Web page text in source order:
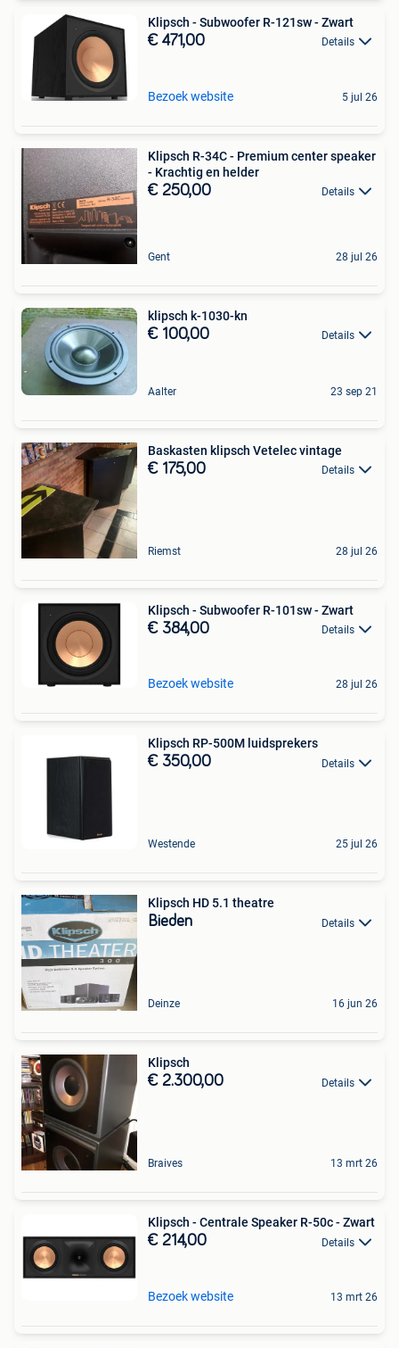
Klipsch - Subwoofer R-121sw - Zwart
€ 471,00 Details
Bezoek website 5 jul 26
Klipsch R-34C - Premium center speaker
- Krachtig en helder
€ 250,00 Details
Gent 28 jul 26
klipsch k-1030-kn
€ 100,00 Details
Aalter 23 sep 21
Baskasten klipsch Vetelec vintage
€ 175,00 Details
Riemst 28 jul 26
Klipsch - Subwoofer R-101sw - Zwart
€ 384,00 Details
Bezoek website 28 jul 26
Klipsch RP-500M luidsprekers
€ 350,00 Details
Westende 25 jul 26
Klipsch HD 5.1 theatre
Bieden Details
Deinze 16 jun 26
Klipsch
€ 2.300,00 Details
Braives 13 mrt 26
Klipsch - Centrale Speaker R-50c - Zwart
€ 214,00 Details
Bezoek website 13 mrt 26